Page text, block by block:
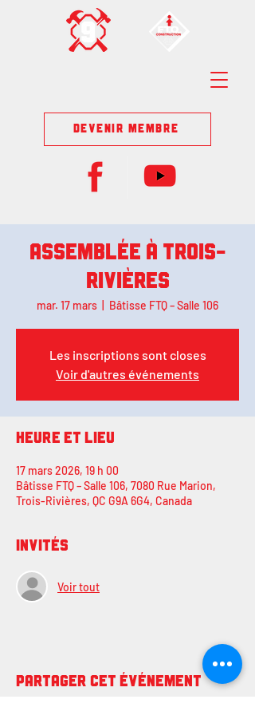
DEVENIR MEMBRE
Assemblée à Trois-
Rivières
mar. 17 mars Bâtisse FTQ – Salle 106
Les inscriptions sont closes
Voir d'autres événements
Heure et lieu
17 mars 2026, 19 h 00
Bâtisse FTQ – Salle 106, 7080 Rue Marion,
Trois-Rivières, QC G9A 6G4, Canada
Invités
Voir tout
Partager cet événement